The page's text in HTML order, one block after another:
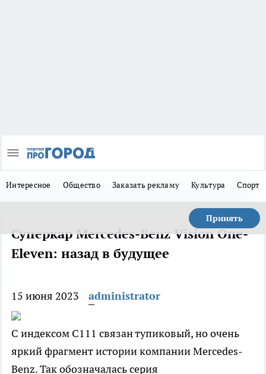
Интересное Общество Заказать рекламу Культура Спорт
Принять
Суперкар Mercedes-Benz Vision One-
Eleven: назад в будущее
15 июня 2023 administrator
С индексом C111 связан тупиковый, но очень
яркий фрагмент истории компании Mercedes-
Benz. Так обозначалась серия